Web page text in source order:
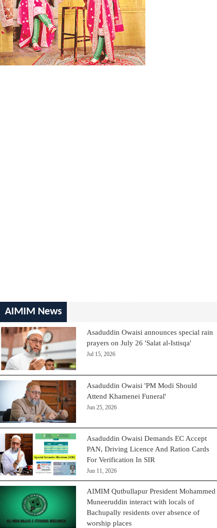
AIMIM News
Asaduddin Owaisi announces special rain
prayers on July 26 'Salat al-Istisqa'
Jul 15, 2026
Asaduddin Owaisi 'PM Modi Should
Attend Khamenei Funeral'
Jun 25, 2026
Asaduddin Owaisi Demands EC Accept
PAN, Driving Licence And Ration Cards
For Verification In SIR
Jun 11, 2026
AIMIM Qutbullapur President Mohammed
Muneeruddin interact with locals of
Bachupally residents over absence of
worship places